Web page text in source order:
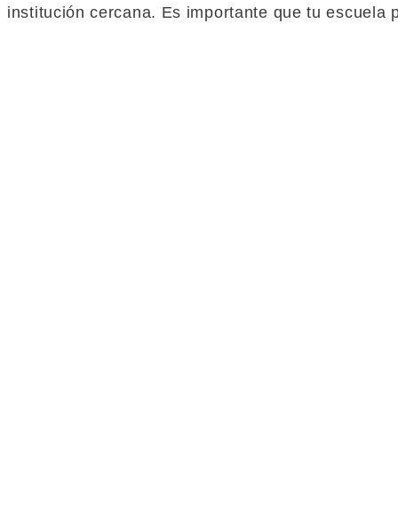
institución cercana. Es importante que tu escuela